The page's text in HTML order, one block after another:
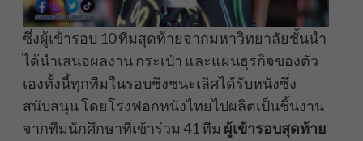
ซึ่งผู้เข้ารอบ 10 ทีมสุดท้ายจากมหาวิทยาลัยชั้นนำ
ได้นำเสนอผลงาน กระเป๋า และแผนธุรกิจของตัว
เองทั้งนี้ทุกทีมในรอบชิงชนะเลิศได้รับหนังซึ่ง
สนับสนุน โดยโรงฟอกหนังไทยไปผลิตเป็นชิ้นงาน
จากทีมนักศึกษาที่เข้าร่วม 41 ทีม ผู้เข้ารอบสุดท้าย